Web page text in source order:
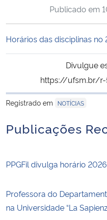
Ministério da Cidadania
Ministério da Ciência, Tecnologia,
Ministério do Turismo
Ministério do Desenvolvimento
Controladoria-Geral da União
Publicado em
Horários das disciplinas no
Divulgue
https://ufsm.br/r-
Registrado em
NOTÍCIAS
Publicações
PPGFil divulga horário
Professora do
na Universidade “La